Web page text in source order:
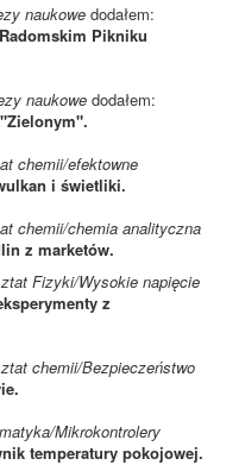
naukowe dodałem:
Pikniku
naukowe dodałem:
chemii/efektowne
i świetliki.
chemii/chemia analityczna
z marketów.
Fizyki/Wysokie napięcie
z
chemii/Bezpieczeństwo
Mikrokontrolery
temperatury pokojowej.